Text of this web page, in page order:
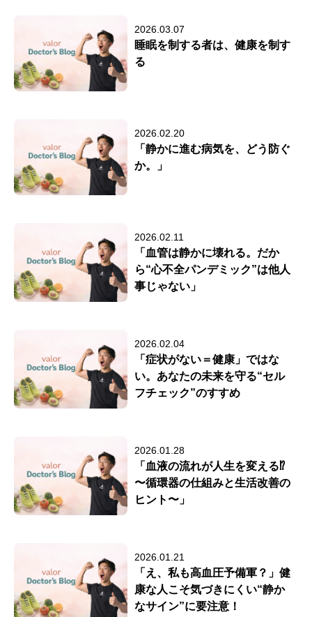
2026.03.07
睡眠を制する者は、健康を制す
る
2026.02.20
「静かに進む病気を、どう防ぐ
か。」
2026.02.11
「血管は静かに壊れる。だか
ら“心不全パンデミック”は他人
事じゃない」
2026.02.04
「症状がない＝健康」ではな
い。あなたの未来を守る“セル
フチェック”のすすめ
2026.01.28
「血液の流れが人生を変える⁉
〜循環器の仕組みと生活改善の
ヒント〜」
2026.01.21
「え、私も高血圧予備軍？」健
康な人こそ気づきにくい“静か
なサイン”に要注意！